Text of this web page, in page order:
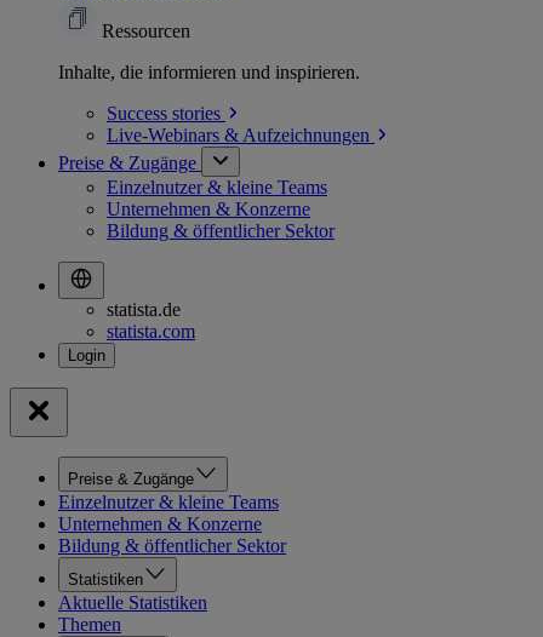
Ressourcen
Inhalte, die informieren und inspirieren.
Success stories
Live-Webinars & Aufzeichnungen
Preise & Zugänge
Einzelnutzer & kleine Teams
Unternehmen & Konzerne
Bildung & öffentlicher Sektor
statista.de
statista.com
Preise & Zugänge
Einzelnutzer & kleine Teams
Unternehmen & Konzerne
Bildung & öffentlicher Sektor
Statistiken
Aktuelle Statistiken
Themen